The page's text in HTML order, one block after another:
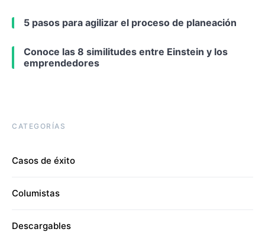
5 pasos para agilizar el proceso de planeación
Conoce las 8 similitudes entre Einstein y los
emprendedores
CATEGORÍAS
Casos de éxito
Columistas
Descargables